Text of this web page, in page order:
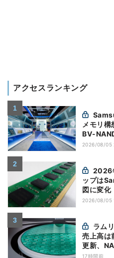
アクセスランキング
メモリ
BV-
2026/08/05
ップは
図に変
2026/08/05
売上高は
更新、
17時間前